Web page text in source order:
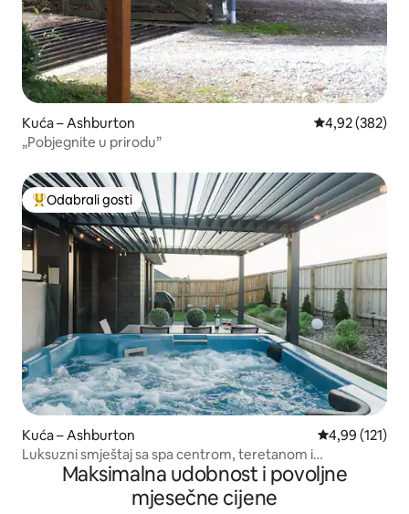
Kuća – Ashburton Prosječna
4,92 (382)
„Pobjegnite u prirodu”
Među najviše rangiranima s oznakom „Odabrali gosti”
Odabrali gosti
Kuća – Ashburton Prosječna
4,99 (121)
Luksuzni smještaj sa spa centrom, teretanom i
prostorijom za igre
Maksimalna udobnost i povoljne
mjesečne cijene